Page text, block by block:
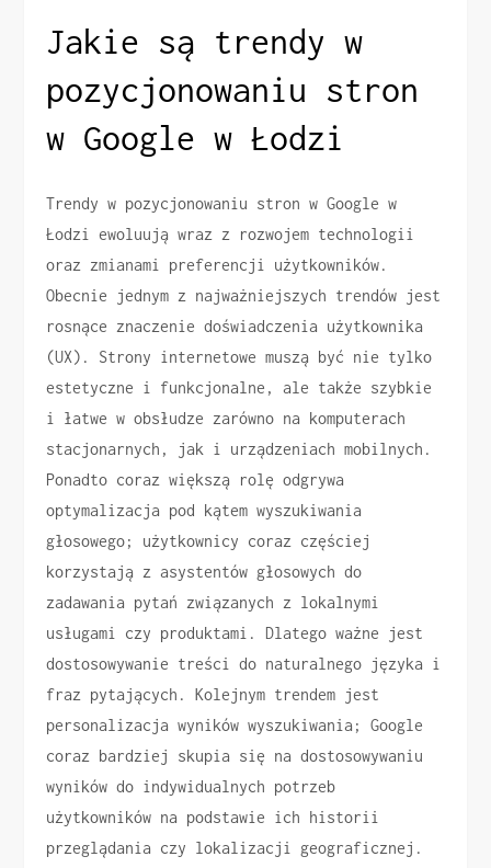
Jakie są trendy w
pozycjonowaniu stron
w Google w Łodzi
Trendy w pozycjonowaniu stron w Google w
Łodzi ewoluują wraz z rozwojem technologii
oraz zmianami preferencji użytkowników.
Obecnie jednym z najważniejszych trendów jest
rosnące znaczenie doświadczenia użytkownika
(UX). Strony internetowe muszą być nie tylko
estetyczne i funkcjonalne, ale także szybkie
i łatwe w obsłudze zarówno na komputerach
stacjonarnych, jak i urządzeniach mobilnych.
Ponadto coraz większą rolę odgrywa
optymalizacja pod kątem wyszukiwania
głosowego; użytkownicy coraz częściej
korzystają z asystentów głosowych do
zadawania pytań związanych z lokalnymi
usługami czy produktami. Dlatego ważne jest
dostosowywanie treści do naturalnego języka i
fraz pytających. Kolejnym trendem jest
personalizacja wyników wyszukiwania; Google
coraz bardziej skupia się na dostosowywaniu
wyników do indywidualnych potrzeb
użytkowników na podstawie ich historii
przeglądania czy lokalizacji geograficznej.